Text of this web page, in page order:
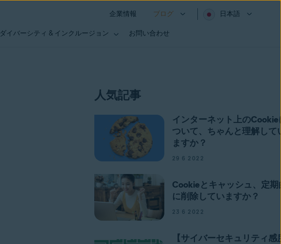
企業情報 ブログ 日本語
ダイバーシティ & インクルージョン お問い合わせ
人気記事
インターネット上のCookie
ついて、ちゃんと理解して
ますか？
29 6 2022
Cookieとキャッシュ、定期
に削除していますか？
23 6 2022
【サイバーセキュリティ感